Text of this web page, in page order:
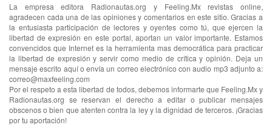
La empresa editora Radionautas.org y Feeling.Mx revistas online,
agradecen cada una de las opiniones y comentarios en este sitio. Gracias a
la entusiasta participación de lectores y oyentes como tú, que ejercen la
libertad de expresión en este portal, aportan un valor importante. Estamos
convencidos que Internet es la herramienta mas democrática para practicar
la libertad de expresión y servir como medio de crítica y opinión. Deja un
mensaje escrito aquí o envía un correo electrónico con audio mp3 adjunto a:
correo@maxfeeling.com
Por el respeto a esta libertad de todos, debemos informarte que Feeling.Mx y
Radionautas.org se reservan el derecho a editar o publicar mensajes
obscenos o bien que atenten contra la ley y la dignidad de terceros. ¡Gracias
por tu aportación!